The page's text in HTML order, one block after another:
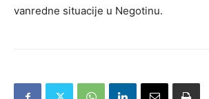
vanredne situacije u Negotinu.